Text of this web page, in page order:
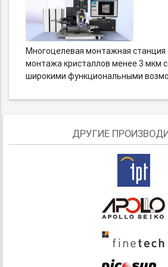
Многоцелевая монтажная станция
монтажа кристаллов менее 3 мкм
широкими функциональными
ДРУГИЕ